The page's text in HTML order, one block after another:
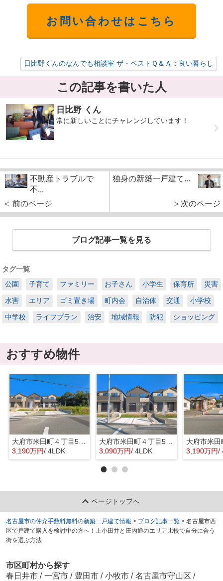
お問い合わせはこちら
日比野くんのなんでも相談室 ザ・ベストＱ＆Ａ：良い暮らし
この記事を書いた人
日比野 くん
常に新しいことにチャレンジしています！
不動産トラブルで
不...
＜ 前のページ
独身の新築一戸建て...
＞次のページ
ブログ記事一覧を見る
タグ一覧
公園
子育て ファミリー お子さん 小学生 保育所 災害
水害 エリア ゴミ置き場 町内会 自治体 交通 小学校
中学校 ライフプラン 治安 地域情報 防犯 ショッピング
おすすめ物件
大府市米田町４丁目55『仲介料無料』新築戸建て
3,190万円/ 4LDK
大府市米田町４丁目55『仲介料無料』新築戸建て
3,090万円/ 4LDK 3,190万円/
ページトップへ
名古屋市の仲介手数料無料の新築一戸建て情報 > ブログ記事一覧 > 名古屋市西
区で戸建て購入を検討中の方へ！上小田井と庄内通のエリア比較で自分に合う
街を選ぶ方法
市区町村から探す
春日井市 / 一宮市 / 豊田市 / 小牧市 / 名古屋市守山区 /